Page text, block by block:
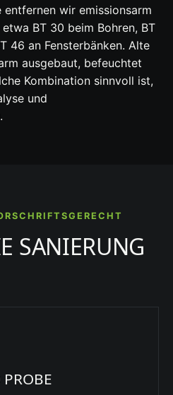
entfernen wir emissionsarm
etwa BT 30 beim Bohren, BT
46 an Fensterbänken. Alte
ausgebaut, befeuchtet
Kombination sinnvoll ist,
und
SANIERUNG